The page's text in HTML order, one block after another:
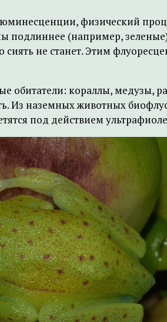
физический
подлиннее (например,
сиять не станет. Этим
обитатели: кораллы, медузы,
Из наземных животных
под действием